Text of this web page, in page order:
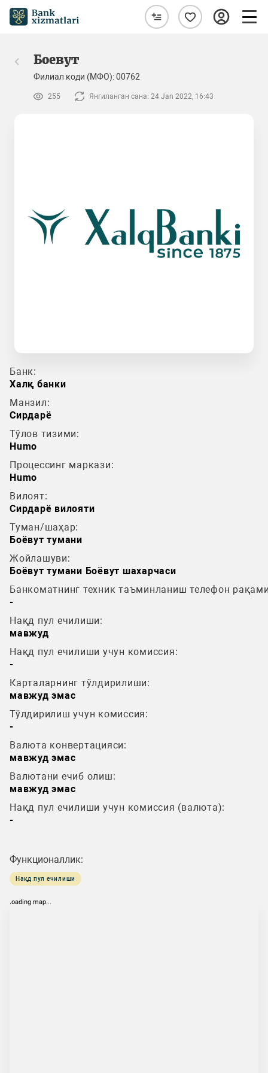
Боевут
Филиал коди (МФО): 00762
255 Янгиланган сана: 24 Jan 2022, 16:43
Банк:
Халқ банки
Манзил:
Сирдарё
Тўлов тизими:
Humo
Процессинг маркази:
Humo
Вилоят:
Сирдарё вилояти
Туман/шаҳар:
Боёвут тумани
Жойлашуви:
Боёвут тумани Боёвут шахарчаси
Банкоматнинг техник таъминланиш телефон
-
Нақд пул ечилиши:
мавжуд
Нақд пул ечилиши учун комиссия:
-
Карталарнинг тўлдирилиши:
мавжуд эмас
Тўлдирилиш учун комиссия:
-
Валюта конвертацияси:
мавжуд эмас
Валютани ечиб олиш:
мавжуд эмас
Нақд пул ечилиши учун комиссия (валюта):
-
Функционаллик:
Нақд пул ечилиши
loading map...